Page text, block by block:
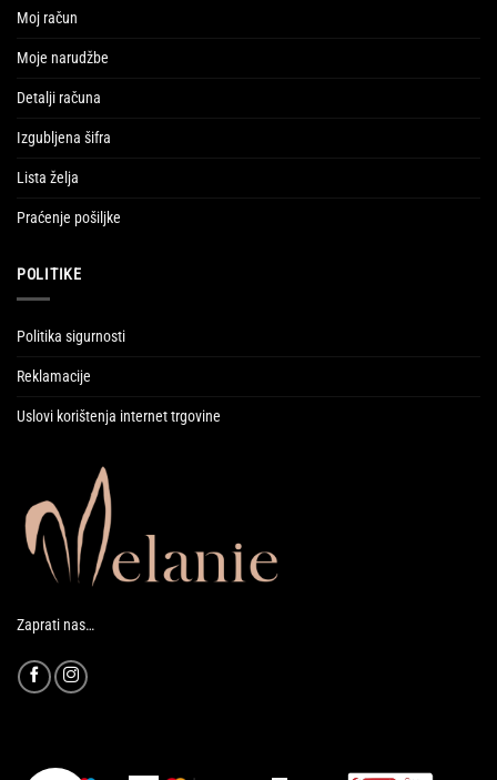
Moj račun
Moje narudžbe
Detalji računa
Izgubljena šifra
Lista želja
Praćenje pošiljke
POLITIKE
Politika sigurnosti
Reklamacije
Uslovi korištenja internet trgovine
Zaprati nas…